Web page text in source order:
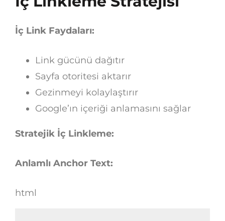
İç Link Faydaları:
Link gücünü dağıtır
Sayfa otoritesi aktarır
Gezinmeyi kolaylaştırır
Google’ın içeriği anlamasını sağlar
Stratejik İç Linkleme:
Anlamlı Anchor Text:
html